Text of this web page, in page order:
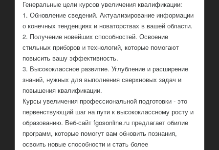
Генеральные цели курсов увеличения квалификации:
1. Обновление сведений. Актуализирование информации
о конечных тенденциях и новаторствах в вашей области.
2. Получение новейших способностей. Освоение
стильных приборов и технологий, которые помогают
повысить вашу эффективность.
3. Высококлассное развитие. Углубление и расширение
знаний, нужных для выполнения сверхновых задач и
повышения квалификации.
Курсы увеличения профессиональной подготовки - это
первенствующий шаг на пути к высококлассному росту и
образованию. Веб-сайт fgosonline.ru предлагает обилие
программ, которые помогут вам обновить познания,
освоить новые способности и стать более